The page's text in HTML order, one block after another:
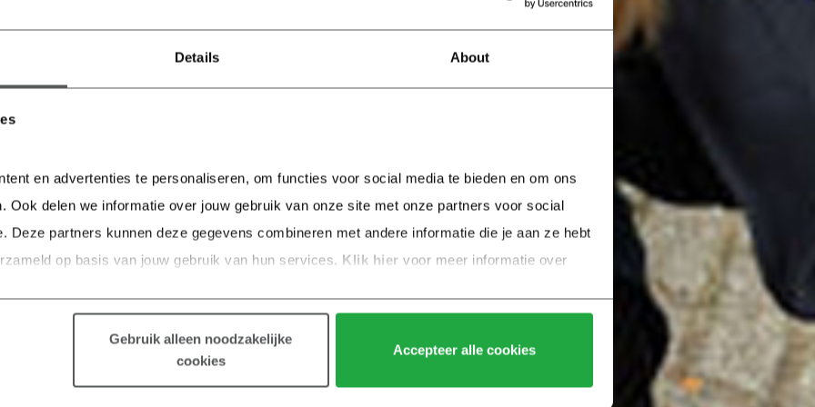
Details About
en advertenties te personaliseren, om functies voor social media te bieden en om ons
Ook delen we informatie over jouw gebruik van onze site met onze partners voor social
Deze partners kunnen deze gegevens combineren met andere informatie die je aan ze hebt
op basis van jouw gebruik van hun services.
Klik hier voor meer informatie over
Gebruik alleen noodzakelijke
cookies
Accepteer alle cookies